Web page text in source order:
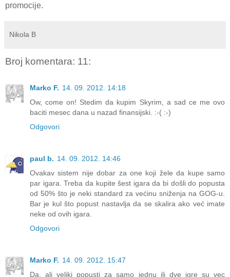
promocije.
Nikola B
Broj komentara: 11:
Marko F. 14. 09. 2012. 14:18
Ow, come on! Stedim da kupim Skyrim, a sad ce me ovo
baciti mesec dana u nazad finansijski. :-( :-)
Odgovori
paul b. 14. 09. 2012. 14:46
Ovakav sistem nije dobar za one koji žele da kupe samo
par igara. Treba da kupite šest igara da bi došli do popusta
od 50% što je neki standard za većinu sniženja na GOG-u.
Bar je kul što popust nastavlja da se skalira ako već imate
neke od ovih igara.
Odgovori
Marko F. 14. 09. 2012. 15:47
Da, ali veliki popusti za samo jednu ili dve igre su vec